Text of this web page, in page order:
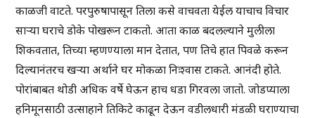
काळजी वाटते. परपुरुषापासून तिला कसे वाचवता येईल याचाच विचार
साऱ्या घराचे डोके पोखरून टाकतो. आता काळ बदलल्याने मुलीला
शिकवतात, तिच्या म्हणण्याला मान देतात, पण तिचे हात पिवळे करून
दिल्यानंतरच खऱ्या अर्थाने घर मोकळा निःश्वास टाकते. आनंदी होते.
पोरांबाबत थोडी अधिक वर्षे घेऊन हाच धडा गिरवला जातो. जोडप्याला
हनिमूनसाठी उत्साहाने तिकिटे काढून देऊन वडीलधारी मंडळी घराण्याचा